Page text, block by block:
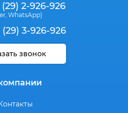
(29) 2-926-926
WhatsApp)
(29) 3-926-926
звонок